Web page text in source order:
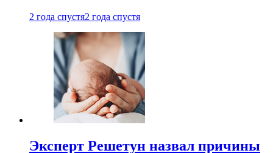
2 года спустя2 года спустя
Эксперт Решетун назвал причины